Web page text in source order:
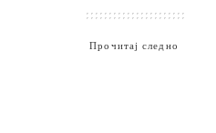
Прочитај следно